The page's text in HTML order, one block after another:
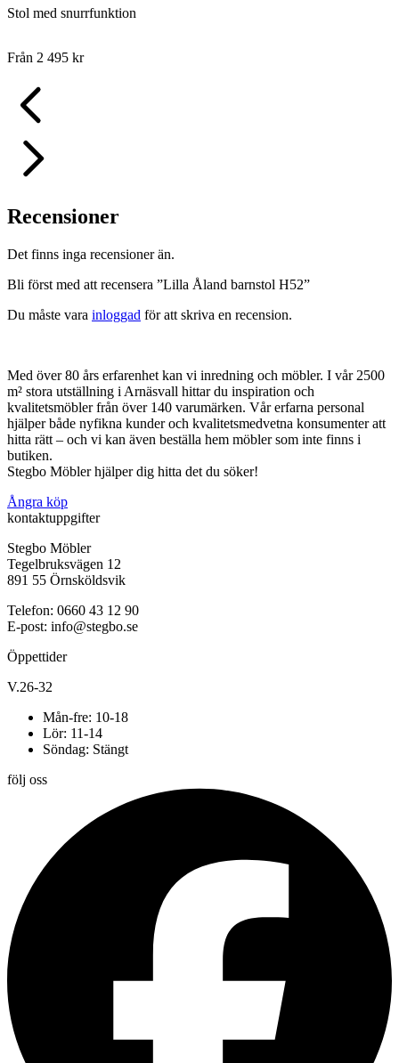
Stol med snurrfunktion
Från 2 495 kr
Recensioner
Det finns inga recensioner än.
Bli först med att recensera ”Lilla Åland barnstol H52”
Du måste vara inloggad för att skriva en recension.
Med över 80 års erfarenhet kan vi inredning och möbler. I vår 2500
m² stora utställning i Arnäsvall hittar du inspiration och
kvalitetsmöbler från över 140 varumärken. Vår erfarna personal
hjälper både nyfikna kunder och kvalitetsmedvetna konsumenter att
hitta rätt – och vi kan även beställa hem möbler som inte finns i
butiken.
Stegbo Möbler hjälper dig hitta det du söker!
Ångra köp
kontaktuppgifter
Stegbo Möbler
Tegelbruksvägen 12
891 55 Örnsköldsvik
Telefon: 0660 43 12 90
E-post: info@stegbo.se
Öppettider
V.26-32
Mån-fre: 10-18
Lör: 11-14
Söndag: Stängt
följ oss